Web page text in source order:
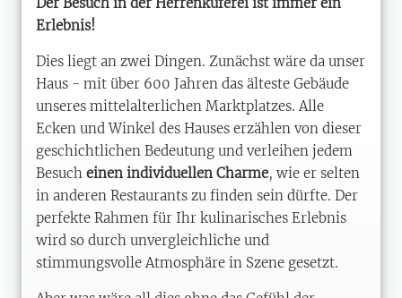
Erlebnis!
Dies liegt an zwei Dingen. Zunächst wäre da unser
Haus - mit über 600 Jahren das älteste Gebäude
unseres mittelalterlichen Marktplatzes. Alle
Ecken und Winkel des Hauses erzählen von dieser
geschichtlichen Bedeutung und verleihen jedem
Besuch einen individuellen Charme, wie er selten
in anderen Restaurants zu finden sein dürfte. Der
perfekte Rahmen für Ihr kulinarisches Erlebnis
wird so durch unvergleichliche und
stimmungsvolle Atmosphäre in Szene gesetzt.